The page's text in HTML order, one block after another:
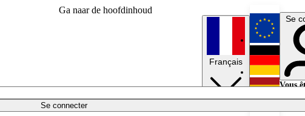
Ga naar de hoofdinhoud
Se connecter
Français
English
Deutsch
Se
Vous